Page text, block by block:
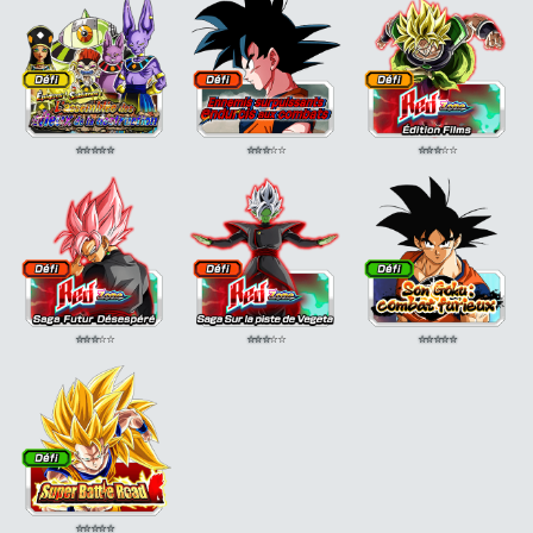
⭐⭐⭐⭐⭐ ⭐⭐⭐⭐⭐ ⭐⭐⭐⭐⭐
⭐⭐⭐⭐⭐ ⭐⭐⭐⭐⭐ ⭐⭐⭐⭐⭐
⭐⭐⭐⭐⭐